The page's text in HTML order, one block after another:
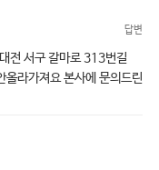
답변
서구 갈마로 313번길
라가져요 본사에 문의드린